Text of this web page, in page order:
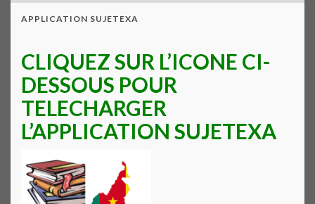
APPLICATION SUJETEXA
CLIQUEZ SUR L’ICONE CI-
DESSOUS POUR
TELECHARGER
L’APPLICATION SUJETEXA